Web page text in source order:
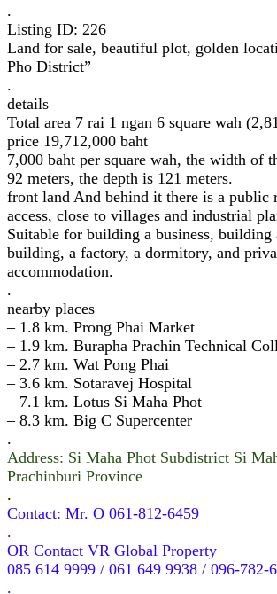
.
Listing ID: 226
Land for sale, beautiful plot, golden
Pho District”
.
details
Total area 7 rai 1 ngan 6 square wah
price 19,712,000 baht
7,000 baht per square wah, the width of
92 meters, the depth is 121 meters.
front land And behind it there is a public
access, close to villages and industrial
Suitable for building a business, building
building, a factory, a dormitory, and
accommodation.
.
nearby places
– 1.8 km. Prong Phai Market
– 1.9 km. Burapha Prachin Technical
– 2.7 km. Wat Pong Phai
– 3.6 km. Sotaravej Hospital
– 7.1 km. Lotus Si Maha Phot
– 8.3 km. Big C Supercenter
.
Address: Si Maha Phot Subdistrict Si
Prachinburi Province
.
Contact: Mr. O 061-812-6459
.
OR Contact VR Global Property
085 614 9999 / 061 649 9938 / 096-782-
.